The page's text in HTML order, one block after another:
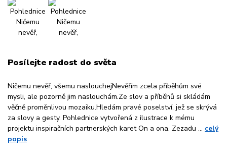
Posílejte radost do světa
Ničemu nevěř, všemu naslouchejNevěřím zcela příběhům své
mysli, ale pozorně jim naslouchám.Ze slov a příběhů si skládám
věčně proměnlivou mozaiku.Hledám pravé poselství, jež se skrývá
za slovy a gesty. Pohlednice vytvořená z ilustrace k mému
projektu inspiračních partnerských karet On a ona. Zezadu ... celý
popis